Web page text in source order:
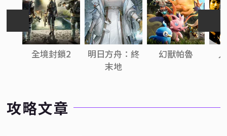
全境封鎖2
明日方舟：終
末地
幻獸帕魯
攻略文章